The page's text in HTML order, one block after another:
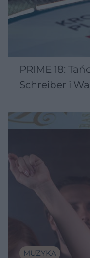
PRIME 18:
Schreiber i
MUZYKA